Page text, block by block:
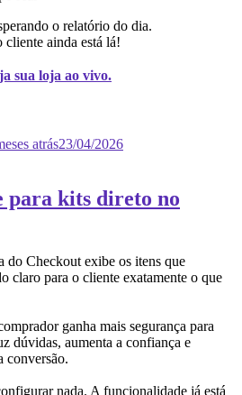
o relatório do dia.
cliente ainda está lá!
sua loja ao vivo.
atrás23/04/2026
para kits direto no
do Checkout exibe os itens que
claro para o cliente exatamente o que
ganha mais segurança para
dúvidas, aumenta a confiança e
conversão.
nada. A funcionalidade já está